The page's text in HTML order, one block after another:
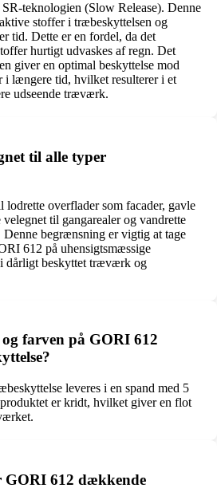
teknologien (Slow Release). Denne
stoffer i træbeskyttelsen og
tid. Dette er en fordel, da det
hurtigt udvaskes af regn. Det
giver en optimal beskyttelse mod
i længere tid, hvilket resulterer i et
udseende træværk.
til alle typer
overflader som facader, gavle
til gangarealer og vandrette
Denne begrænsning er vigtig at tage
612 på uhensigtsmæssige
dårligt beskyttet træværk og
farven på GORI 612
leveres i en spand med 5
er kridt, hvilket giver en flot
612 dækkende